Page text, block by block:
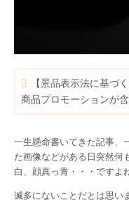
【景品表示法に基づ
商品プロモーションが
一生懸命書いてきた記事、
た画像などがある日突然何
白、顔真っ青・・・ですよ
滅多にないことだとは思い